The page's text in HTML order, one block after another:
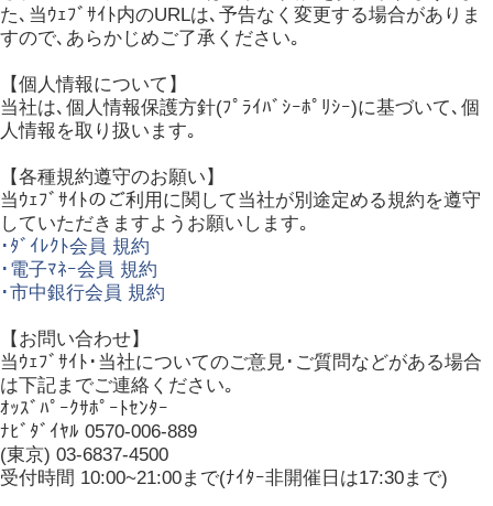
た､当ｳｪﾌﾞｻｲﾄ内のURLは､予告なく変更する場合がありま
すので､あらかじめご了承ください｡
【個人情報について】
当社は､個人情報保護方針(ﾌﾟﾗｲﾊﾞｼｰﾎﾟﾘｼｰ)に基づいて､個
人情報を取り扱います｡
【各種規約遵守のお願い】
当ｳｪﾌﾞｻｲﾄのご利用に関して当社が別途定める規約を遵守
していただきますようお願いします｡
･ﾀﾞｲﾚｸﾄ会員 規約
･電子ﾏﾈｰ会員 規約
･市中銀行会員 規約
【お問い合わせ】
当ｳｪﾌﾞｻｲﾄ･当社についてのご意見･ご質問などがある場合
は下記までご連絡ください｡
ｵｯｽﾞﾊﾟｰｸｻﾎﾟｰﾄｾﾝﾀｰ
ﾅﾋﾞﾀﾞｲﾔﾙ 0570-006-889
(東京) 03-6837-4500
受付時間 10:00~21:00まで(ﾅｲﾀｰ非開催日は17:30まで)